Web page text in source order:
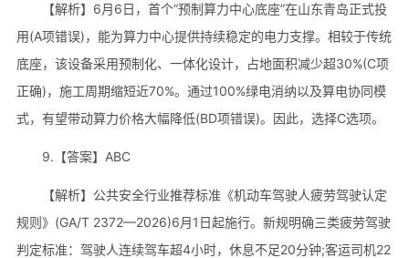
【解析】6月6日，首个“预制算力中心底座”在山东青岛正式投
用(A项错误)，能为算力中心提供持续稳定的电力支撑。相较于传统
底座，该设备采用预制化、一体化设计，占地面积减少超30%(C项
正确)，施工周期缩短近70%。通过100%绿电消纳以及算电协同模
式，有望带动算力价格大幅降低(BD项错误)。因此，选择C选项。
9.【答案】ABC
【解析】公共安全行业推荐标准《机动车驾驶人疲劳驾驶认定
规则》(GA/T 2372—2026)6月1日起施行。新规明确三类疲劳驾驶
判定标准：驾驶人连续驾车超4小时，休息不足20分钟;客运司机22